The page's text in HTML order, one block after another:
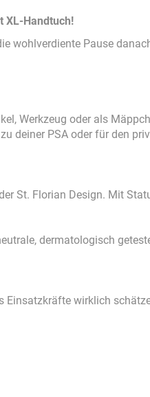
XL-Handtuch!
wohlverdiente Pause
Werkzeug oder als
deiner PSA oder für den
St. Florian Design. Mit
dermatologisch
Einsatzkräfte wirklich